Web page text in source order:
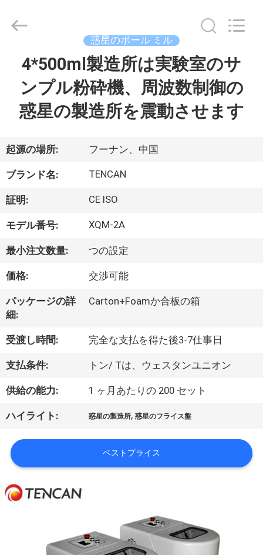
ダ
ク
ト
私
に
つ
い
て
工
場
旅
行
2026
Technology
惑星のボール ミル
4*500ml製造所は実験室のサ
ンプル粉砕機、周波数制御の
惑星の製造所を震動させます
起源の場所: フーナン、中国
ブランド名: TENCAN
証明: CE ISO
モデル番号: XQM-2A
最小注文数量: つの設定
価格: 交渉可能
パッケージの詳
細:
Carton+Foamか合板の箱
受渡し時間: 完全な支払を得た後3-7仕事日
支払条件: トン/ Tは、ウェスタンユニオン
供給の能力: 1 ヶ月あたりの 200 セット
ハイライト: 惑星の製造所,惑星のフライス盤
ベストプライス